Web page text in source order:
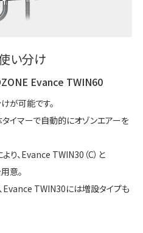
い分け
Evance TWIN60
が可能です。
イマーで自動的にオゾンエアーを
り、Evance TWIN30（C）と
意。
Evance TWIN30には増設タイプも